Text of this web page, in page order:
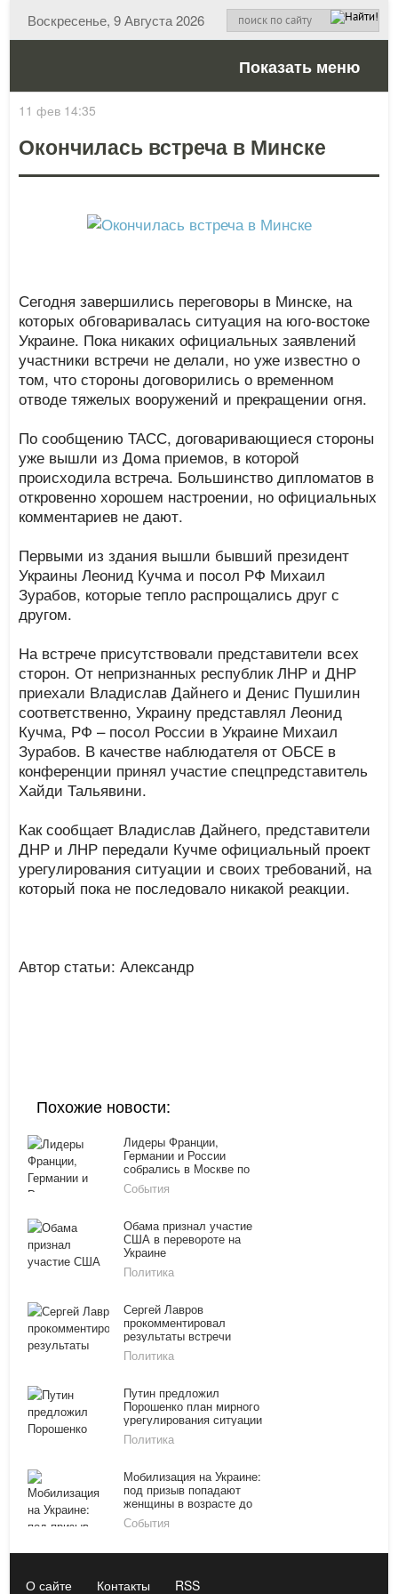
Воскресенье, 9 Августа 2026
Показать меню
11 фев 14:35
Окончилась встреча в Минске
Сегодня завершились переговоры в Минске, на
которых обговаривалась ситуация на юго-востоке
Украине. Пока никаких официальных заявлений
участники встречи не делали, но уже известно о
том, что стороны договорились о временном
отводе тяжелых вооружений и прекращении огня.
По сообщению ТАСС, договаривающиеся стороны
уже вышли из Дома приемов, в которой
происходила встреча. Большинство дипломатов в
откровенно хорошем настроении, но официальных
комментариев не дают.
Первыми из здания вышли бывший президент
Украины Леонид Кучма и посол РФ Михаил
Зурабов, которые тепло распрощались друг с
другом.
На встрече присутствовали представители всех
сторон. От непризнанных республик ЛНР и ДНР
приехали Владислав Дайнего и Денис Пушилин
соответственно, Украину представлял Леонид
Кучма, РФ – посол России в Украине Михаил
Зурабов. В качестве наблюдателя от ОБСЕ в
конференции принял участие спецпредставитель
Хайди Тальявини.
Как сообщает Владислав Дайнего, представители
ДНР и ЛНР передали Кучме официальный проект
урегулирования ситуации и своих требований, на
который пока не последовало никакой реакции.
Автор статьи: Александр
Похожие новости:
Лидеры Франции,
Германии и России
собрались в Москве по
поводу Украины
События
Обама признал участие
США в перевороте на
Украине
Политика
Сергей Лавров
прокомментировал
результаты встречи
«нормандской четверки»
Политика
Путин предложил
Порошенко план мирного
урегулирования ситуации
на юго-востоке
Политика
Мобилизация на Украине:
под призыв попадают
женщины в возрасте до
50 лет
События
О сайте Контакты RSS